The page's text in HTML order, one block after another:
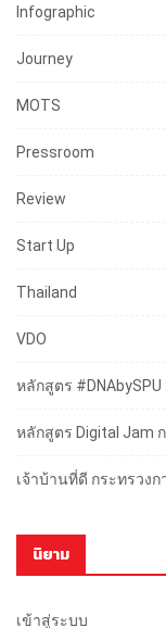
Infographic
Journey
MOTS
Pressroom
Review
Start Up
Thailand
VDO
หลักสูตร
หลักสูตร Digital Jam
เจ้าบ้านที่ดี กระทรวง
นิยาม
เข้าสู่ระบบ